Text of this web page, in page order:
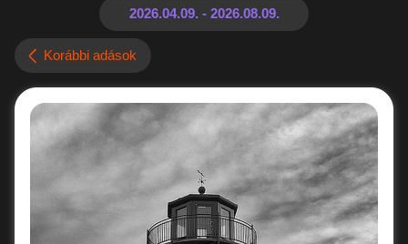
Korábbi adások